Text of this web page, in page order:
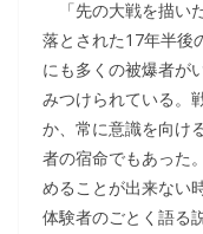
「先の大戦を描い
落とされた17年半後
にも多くの被爆者が
みつけられている。
か、常に意識を向け
者の宿命でもあった
めることが出来ない
体験者のごとく語る